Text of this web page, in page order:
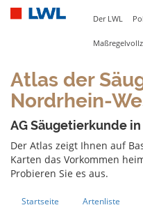
Der LWL
Atlas der
Nordrhein-
AG Säugetierkunde in
Der Atlas zeigt Ihnen auf
Karten das Vorkommen
Probieren Sie es aus.
Startseite Artenliste